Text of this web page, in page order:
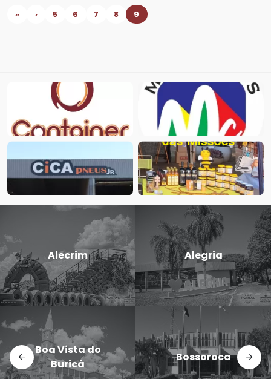
« ‹ 5 6 7 8 9
Alecrim Alegria
Boa Vista do
Buricá
Bossoroca